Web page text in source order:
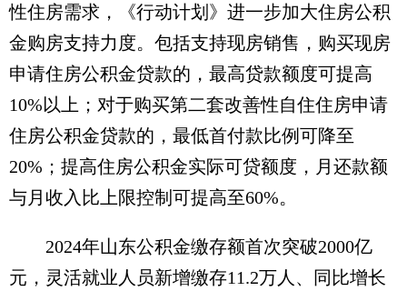
性住房需求，《行动计划》进一步加大住房公积
金购房支持力度。包括支持现房销售，购买现房
申请住房公积金贷款的，最高贷款额度可提高
10%以上；对于购买第二套改善性自住住房申请
住房公积金贷款的，最低首付款比例可降至
20%；提高住房公积金实际可贷额度，月还款额
与月收入比上限控制可提高至60%。
2024年山东公积金缴存额首次突破2000亿
元，灵活就业人员新增缴存11.2万人、同比增长